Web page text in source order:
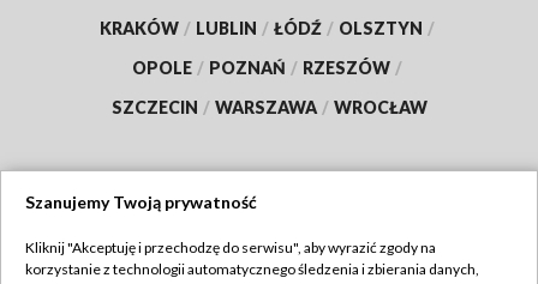
KRAKÓW / LUBLIN / ŁÓDŹ / OLSZTYN /
OPOLE / POZNAŃ / RZESZÓW /
SZCZECIN / WARSZAWA / WROCŁAW
TVP
Szanujemy Twoją prywatność
Kliknij "Akceptuję i przechodzę do serwisu", aby wyrazić zgody na
korzystanie z technologii automatycznego śledzenia i zbierania danych,